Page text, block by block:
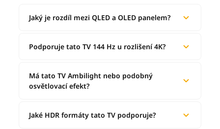
Jaký je rozdíl mezi QLED a OLED panelem?
Podporuje tato TV 144 Hz u rozlišení 4K?
Má tato TV Ambilight nebo podobný
osvětlovací efekt?
Jaké HDR formáty tato TV podporuje?